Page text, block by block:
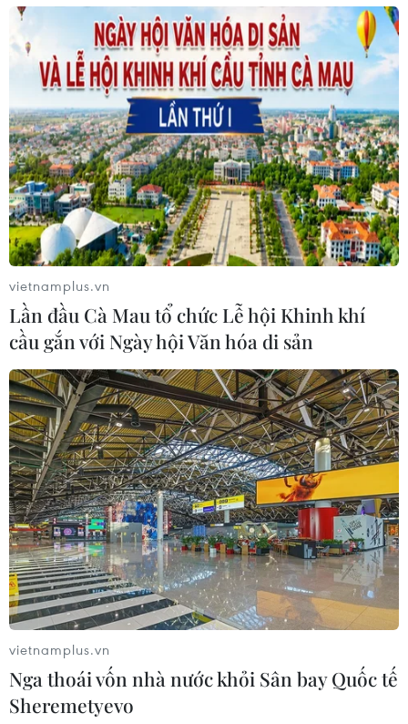
vietnamplus.vn
Lần đầu Cà Mau tổ chức Lễ hội Khinh khí
cầu gắn với Ngày hội Văn hóa di sản
vietnamplus.vn
Nga thoái vốn nhà nước khỏi Sân bay Quốc tế
Sheremetyevo